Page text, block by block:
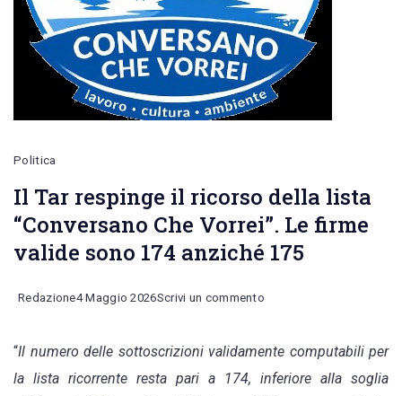
Politica
Il Tar respinge il ricorso della lista
“Conversano Che Vorrei”. Le firme
valide sono 174 anziché 175
Redazione4 Maggio 2026Scrivi un commento
Tar
respinge
“Il numero delle sottoscrizioni validamente computabili per
la lista ricorrente resta pari a 174, inferiore alla soglia